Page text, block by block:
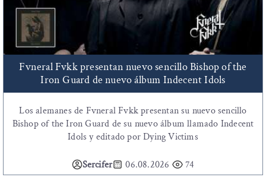
Fvneral Fvkk presentan nuevo sencillo Bishop of the
Iron Guard de nuevo álbum Indecent Idols
Los alemanes de Fvneral Fvkk presentan su nuevo sencillo
Bishop of the Iron Guard de su nuevo álbum llamado Indecent
Idols y editado por Dying Victims
Sercifer 06.08.2026 74